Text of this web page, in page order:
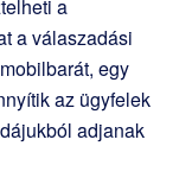
a
a válaszadási
egy
az ügyfelek
adjanak